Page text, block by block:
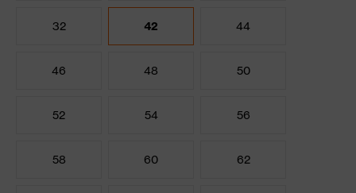
32 42 44
46 48 50
52 54 56
58 60 62